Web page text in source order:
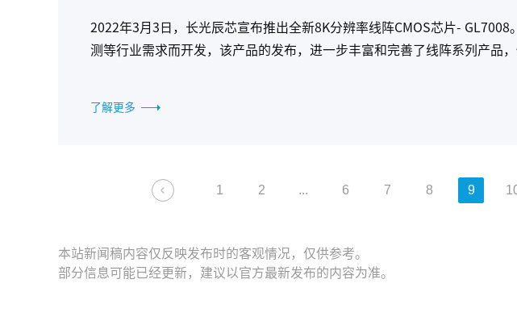
2022年3月3日，长光辰芯宣布推出全新8K分辨率线阵CMOS芯片- GL7008
测等行业需求而开发，该产品的发布，进一步丰富和完善了线阵系列产品
了解更多
1 2 ... 6 7 8 9
本站新闻稿内容仅反映发布时的客观情况，仅供参考。
部分信息可能已经更新，建议以官方最新发布的内容为准。